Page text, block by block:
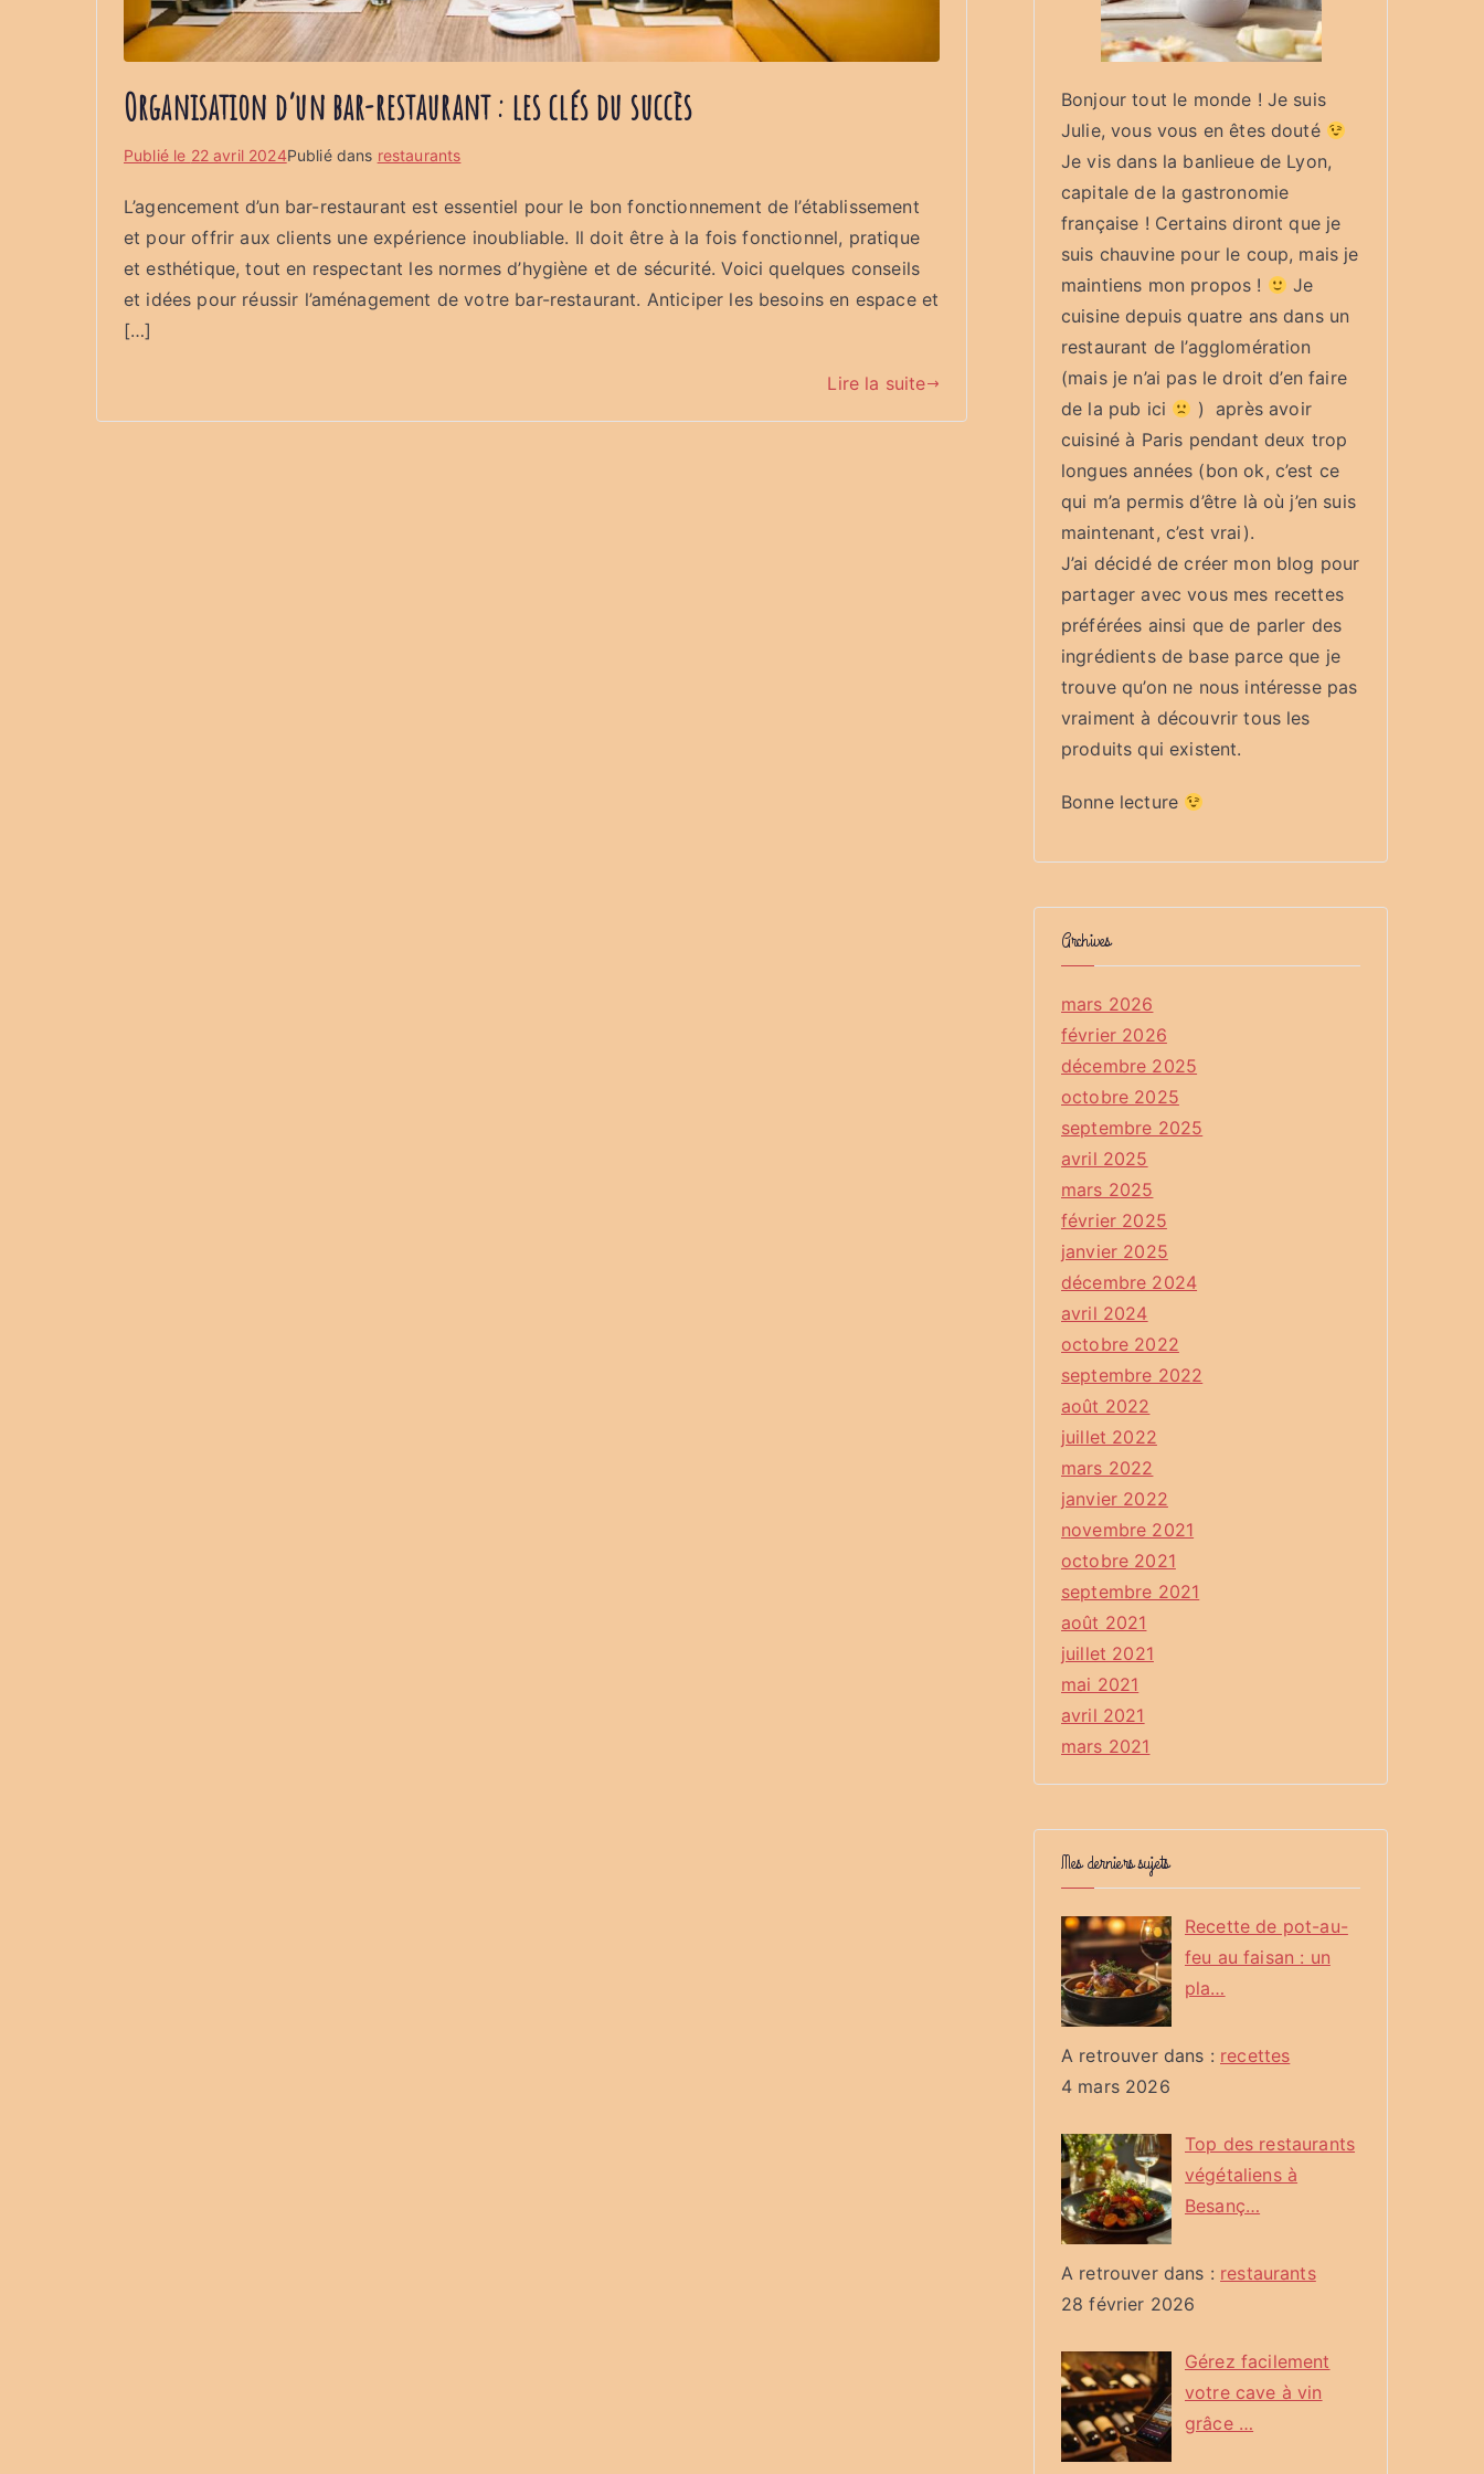
Organisation d’un bar-restaurant : les clés du succès
Publié le 22 avril 2024Publié dans restaurants
L’agencement d’un bar-restaurant est essentiel pour le bon fonctionnement de l’établissement
et pour offrir aux clients une expérience inoubliable. Il doit être à la fois fonctionnel, pratique
et esthétique, tout en respectant les normes d’hygiène et de sécurité. Voici quelques conseils
et idées pour réussir l’aménagement de votre bar-restaurant. Anticiper les besoins en espace et
[…]
Lire la suite
Bonjour tout le monde ! Je suis
Julie, vous vous en êtes douté
Je vis dans la banlieue de Lyon,
capitale de la gastronomie
française ! Certains diront que je
suis chauvine pour le coup, mais je
maintiens mon propos !
Je
cuisine depuis quatre ans dans un
restaurant de l’agglomération
(mais je n’ai pas le droit d’en faire
de la pub ici
) après avoir
cuisiné à Paris pendant deux trop
longues années (bon ok, c’est ce
qui m’a permis d’être là où j’en suis
maintenant, c’est vrai).
J’ai décidé de créer mon blog pour
partager avec vous mes recettes
préférées ainsi que de parler des
ingrédients de base parce que je
trouve qu’on ne nous intéresse pas
vraiment à découvrir tous les
produits qui existent.
Bonne lecture
Archives
mars 2026
février 2026
décembre 2025
octobre 2025
septembre 2025
avril 2025
mars 2025
février 2025
janvier 2025
décembre 2024
avril 2024
octobre 2022
septembre 2022
août 2022
juillet 2022
mars 2022
janvier 2022
novembre 2021
octobre 2021
septembre 2021
août 2021
juillet 2021
mai 2021
avril 2021
mars 2021
Mes derniers sujets
Recette de pot-au-
feu au faisan : un
pla…
A retrouver dans : recettes
4 mars 2026
Top des restaurants
végétaliens à
Besanç…
A retrouver dans : restaurants
28 février 2026
Gérez facilement
votre cave à vin
grâce …